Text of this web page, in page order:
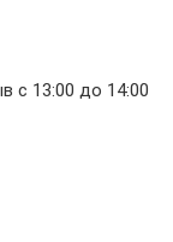
с 13:00 до 14:00